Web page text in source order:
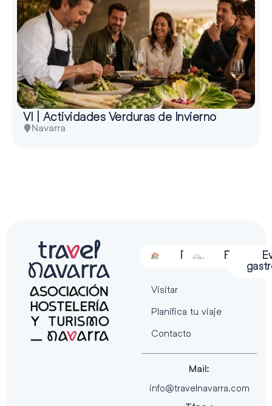
VI | Actividades Verduras de Invierno
Navarra
Alojamiento
Restauración
Actividades
Visitar
Planifica tu viaje
Contacto
Mail:
info@travelnavarra.com